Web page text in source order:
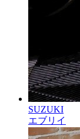
SUZUKI
エブリイ